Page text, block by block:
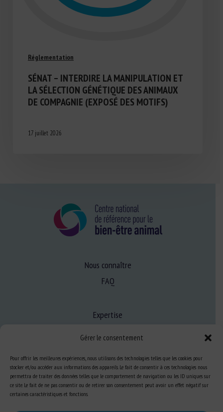
Gérer le consentement
Pour offrir les meilleures expériences, nous utilisons des technologies telles que les cookies pour
stocker et/ou accéder aux informations des appareils. Le fait de consentir à ces technologies nous
permettra de traiter des données telles que le comportement de navigation ou les ID uniques sur
ce site. Le fait de ne pas consentir ou de retirer son consentement peut avoir un effet négatif sur
certaines caractéristiques et fonctions.
Réglementation
SÉNAT – INTERDIRE LA MANIPULATION ET
LA SÉLECTION GÉNÉTIQUE DES ANIMAUX
DE COMPAGNIE (EXPOSÉ DES MOTIFS)
17 juillet 2026
Nous connaître
FAQ
Expertise
Ressources